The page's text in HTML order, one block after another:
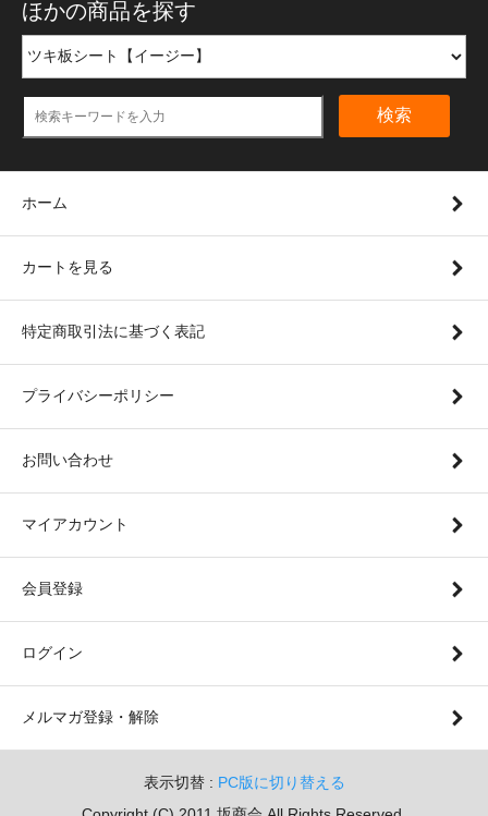
ほかの商品を探す
検索
ホーム
カートを見る
特定商取引法に基づく表記
プライバシーポリシー
お問い合わせ
マイアカウント
会員登録
ログイン
メルマガ登録・解除
表示切替 : PC版に切り替える